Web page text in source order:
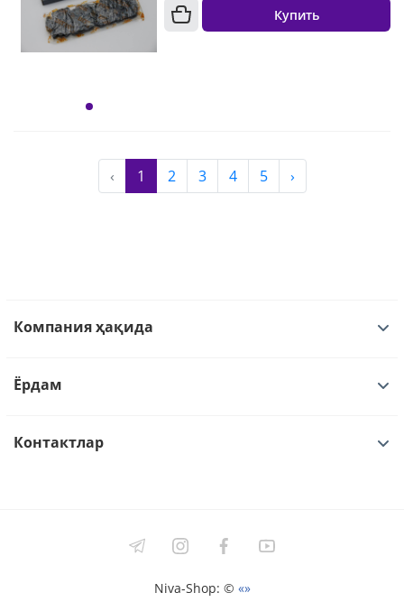
Купить
‹ 1 2 3 4 5 ›
Компания ҳақида
Ёрдам
Контактлар
Niva-Shop: © «»